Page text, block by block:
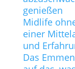
genießen
Midlife
einer
und
Das